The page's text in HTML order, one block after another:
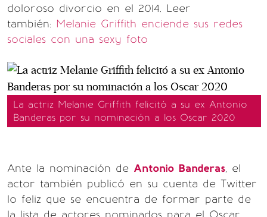
doloroso divorcio en el 2014. Leer
también: Melanie Griffith enciende sus redes
sociales con una sexy foto
La actriz Melanie Griffith felicitó a su ex Antonio
Banderas por su nominación a los Oscar 2020
Ante la nominación de Antonio Banderas, el
actor también publicó en su cuenta de Twitter
lo feliz que se encuentra de formar parte de